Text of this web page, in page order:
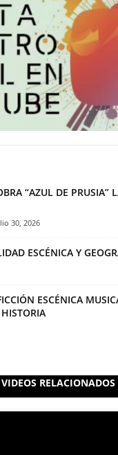
“AZUL DE PRUSIA”
30, 2026
ESCÉNICA Y
ESCÉNICA
VIDEOS RELACIONADOS